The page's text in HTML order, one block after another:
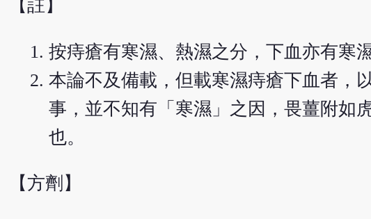
【註】
按痔瘡有寒濕、熱濕之分，下血亦有寒
本論不及備載，但載寒濕痔瘡下血者，
事，並不知有「寒濕」之因，畏薑附如
也。
【方劑】